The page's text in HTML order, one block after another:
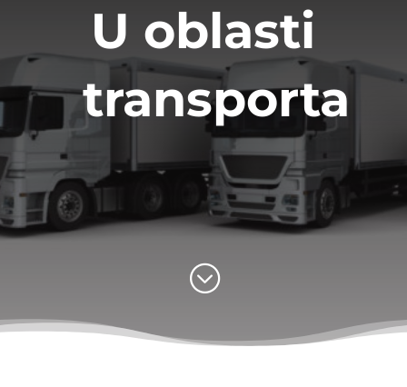
U oblasti
transporta
;